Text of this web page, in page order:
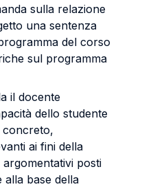
sulla relazione
una sentenza
del corso
sul programma
il docente
dello studente
concreto,
ai fini della
argomentativi posti
alla base della